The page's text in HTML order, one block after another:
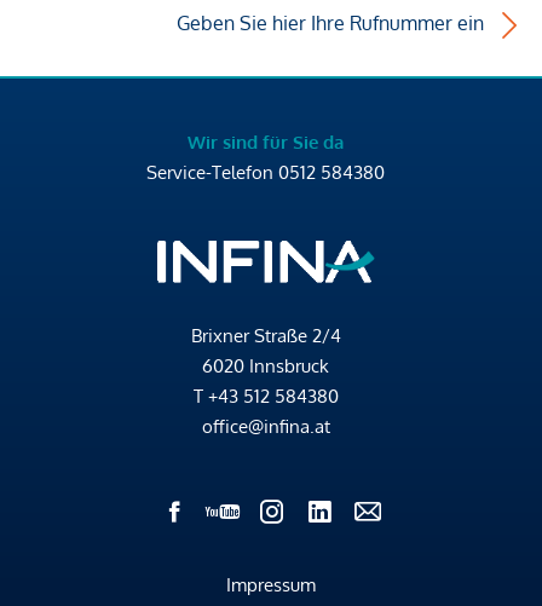
Geben Sie hier Ihre Rufnummer ein
Wir sind für Sie da
Service-Telefon 0512 584380
Brixner Straße 2/4
6020 Innsbruck
T +43 512 584380
office@infina.at
Impressum